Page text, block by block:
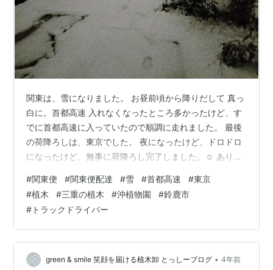
関東は、雪になりました。 お昼前頃から降りだして 真っ
白に。首都高速 入れなくなったところ多かったけど、す
でに首都高速に入っていたので順調に走れました。 最後
の荷降ろしは、東京でした。 夜になったけど、ドロドロ
になったけど、無事に荷降ろし完了しました。☺️ ありが
後4時 入場無料 です。ご自由にお入りくださいね！(^^)
Green & Smile さんぽ道
Twitterhttps://twitter.com/suzuka_lovely28 株式会社 沖
植物園 ホームページhttp://www.mecha.ne.jp/~ok…
#関東便 #関東便配達 #雪 #首都高速 #東京
#植木 #三重の植木 #沖植物園 #鈴鹿市
# トラックドライバー
green & smile 笑顔を届ける植木卸 とっしーブログ • 4年前